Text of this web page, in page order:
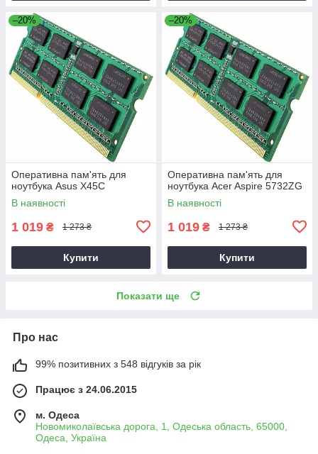
–20%
Оперативна пам'ять для
ноутбука Asus X45C
В наявності
1 019 ₴ 1 273 ₴
Купити
–20%
Оперативна пам'ять для
ноутбука Acer Aspire 5732ZG
В наявності
1 019 ₴ 1 273 ₴
Купити
Показати ще
Про нас
99% позитивних з 548 відгуків за рік
Працює з 24.06.2015
м. Одеса
Новомиколаївська дорога, 1, Одеська область, 65000,
Одеса, Україна